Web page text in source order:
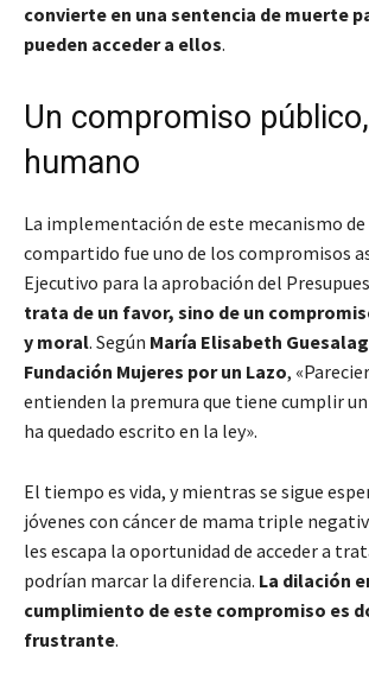
convierte en una sentencia de muerte
pueden acceder a ellos.
Un compromiso
humano
La implementación de este mecanismo
compartido fue uno de los compromisos
Ejecutivo para la aprobación del
trata de un favor, sino de un
y moral. Según María Elisabeth
Fundación Mujeres por un Lazo,
entienden la premura que tiene cumplir
ha quedado escrito en la ley».
El tiempo es vida, y mientras se sigue
jóvenes con cáncer de mama triple
les escapa la oportunidad de acceder a
podrían marcar la diferencia. La dilación
cumplimiento de este compromiso es
frustrante.